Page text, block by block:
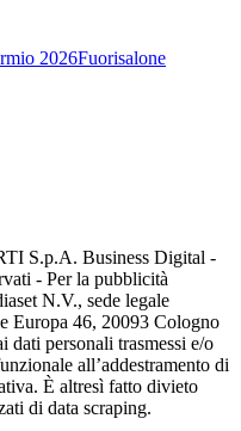
2026Fuorisalone
S.p.A. Business Digital -
- Per la pubblicità
N.V., sede legale
Europa 46, 20093 Cologno
dati personali trasmessi e/o
all’addestramento di
È altresì fatto divieto
di data scraping.